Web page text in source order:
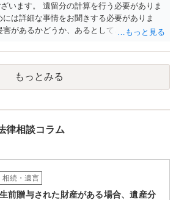
います。 遺留分の計算を行う必要がありま
は詳細な事情をお聞きする必要がありま
があるかどうか、あるとしてどの程度の金
ます。
もっとみる
律相談コラム
相続・遺言
生前贈与された財産がある場合、遺産分